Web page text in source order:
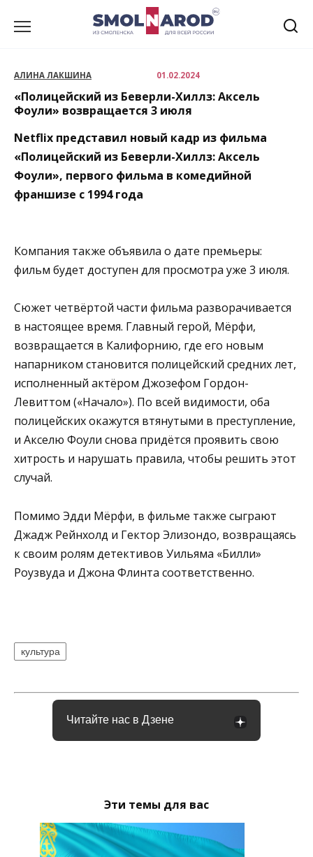
АЛИНА ЛАКШИНА 01.02.2024
«Полицейский из Беверли-Хиллз: Аксель
Фоули» возвращается 3 июля
Netflix представил новый кадр из фильма
«Полицейский из Беверли-Хиллз: Аксель
Фоули», первого фильма в комедийной
франшизе с 1994 года
Компания также объявила о дате премьеры:
фильм будет доступен для просмотра уже 3 июля.
Сюжет четвёртой части фильма разворачивается
в настоящее время. Главный герой, Мёрфи,
возвращается в Калифорнию, где его новым
напарником становится полицейский средних лет,
исполненный актёром Джозефом Гордон-
Левиттом («Начало»). По всей видимости, оба
полицейских окажутся втянутыми в преступление,
и Акселю Фоули снова придётся проявить свою
хитрость и нарушать правила, чтобы решить этот
случай.
Помимо Эдди Мёрфи, в фильме также сыграют
Джадж Рейнхолд и Гектор Элизондо, возвращаясь
к своим ролям детективов Уильяма «Билли»
Роузвуда и Джона Флинта соответственно.
культура
Читайте нас в Дзене
Эти темы для вас